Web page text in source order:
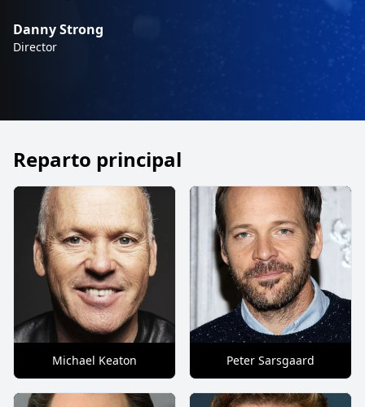
Danny Strong
Director
Reparto principal
Michael Keaton Peter Sarsgaard